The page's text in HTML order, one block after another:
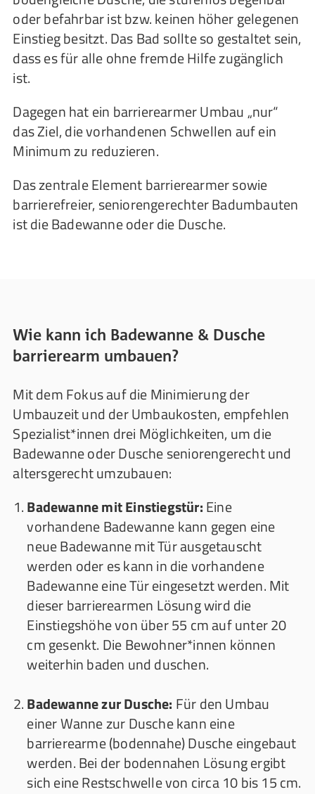
oder befahrbar ist bzw. keinen höher gelegenen
Einstieg besitzt. Das Bad sollte so gestaltet sein,
dass es für alle ohne fremde Hilfe zugänglich
ist.
Dagegen hat ein barrierearmer Umbau „nur“
das Ziel, die vorhandenen Schwellen auf ein
Minimum zu reduzieren.
Das zentrale Element barrierearmer sowie
barrierefreier, seniorengerechter Badumbauten
ist die Badewanne oder die Dusche.
Wie kann ich Badewanne & Dusche
barrierearm umbauen?
Mit dem Fokus auf die Minimierung der
Umbauzeit und der Umbaukosten, empfehlen
Spezialist*innen drei Möglichkeiten, um die
Badewanne oder Dusche seniorengerecht und
altersgerecht umzubauen:
Badewanne mit Einstiegstür:Eine
vorhandene Badewanne kann gegen eine
neue Badewanne mit Tür ausgetauscht
werden oder es kann in die vorhandene
Badewanne eine Tür eingesetzt werden. Mit
dieser barrierearmen Lösung wird die
Einstiegshöhe von über 55 cm auf unter 20
cm gesenkt. Die Bewohner*innen können
weiterhin baden und duschen.
Badewanne zur Dusche: Für den Umbau
einer Wanne zur Dusche kann eine
barrierearme (bodennahe) Dusche eingebaut
werden. Bei der bodennahen Lösung ergibt
sich eine Restschwelle von circa 10 bis 15 cm.